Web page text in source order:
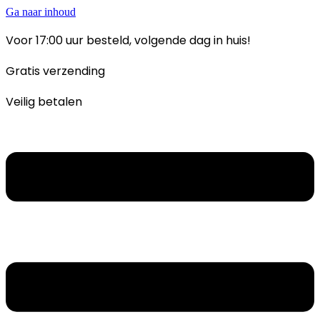
Ga naar inhoud
Voor 17:00 uur besteld, volgende dag in huis!
Gratis verzending
Veilig betalen